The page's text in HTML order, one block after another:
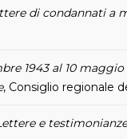
di condannati a
1943 al 10
, Consiglio regionale
e